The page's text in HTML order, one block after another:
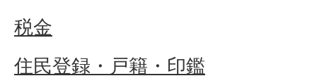
税金
住民登録・戸籍・印鑑